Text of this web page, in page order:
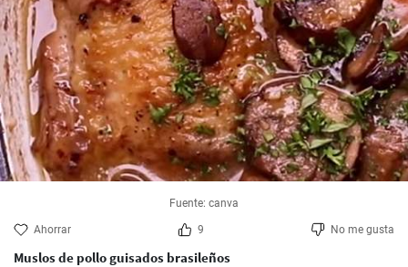
Fuente: canva
Ahorrar 9 No me gusta
Muslos de pollo guisados brasileños